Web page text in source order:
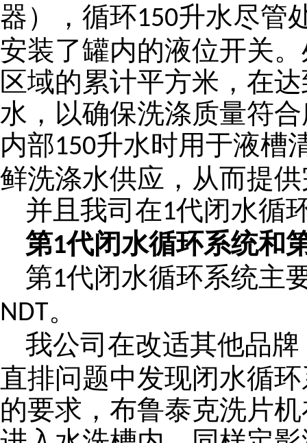
器），循环150升水尽管
安装了罐内的液位开关
区域的累计平方米，在
水，以确保洗涤质量符
内部150升水时用于液槽
鲜洗涤水供应，从而提
并且我司在1代闭水循
第1代闭水循环系统和
第1代闭水循环系统主
NDT。
我公司在改适其他品
直排问题中发现闭水循
的要求，布鲁泰克洗片